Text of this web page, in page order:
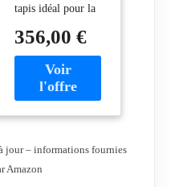
tapis idéal pour la
la salle à manger, la
cuisine, le couloir,
l'entrée ou le
bureau FABRIQUÉ
NORME OEKO-
356,00 €
jour – informations fournies
Amazon